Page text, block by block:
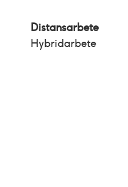
Distansarbete
Hybridarbete